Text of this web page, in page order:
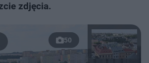
zdjęcia.
50